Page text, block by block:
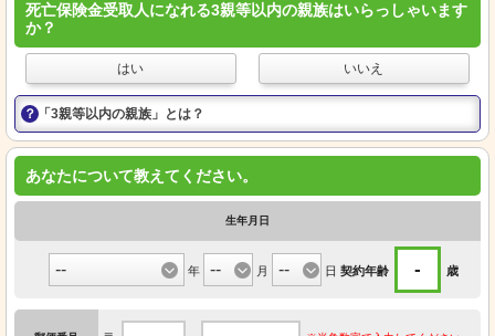
死亡保険金受取人になれる3親等以内の親族はいらっしゃいます
か？
はい いいえ
「3親等以内の親族」とは？
あなたについて教えてください。
生年月日
年 月 日 契約年齢 - 歳